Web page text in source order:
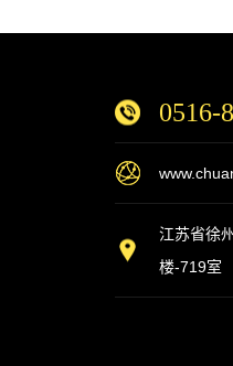
0516-
江苏省徐
楼-719室